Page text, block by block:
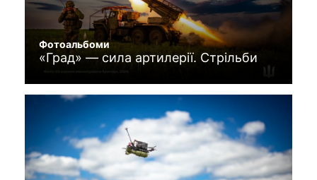
Фотоальбоми
«Град» — сила артилерії. Стрільби